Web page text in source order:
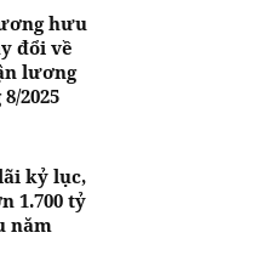
hưu
đổi về
lương
2025
kỷ lục,
1.700 tỷ
năm